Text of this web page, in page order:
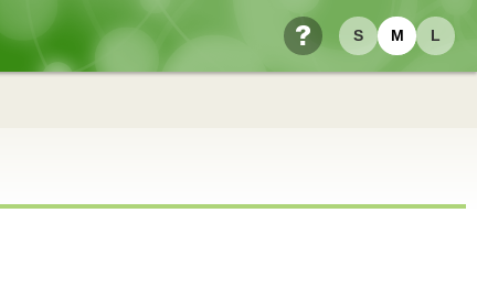
S M L
ヘルプ